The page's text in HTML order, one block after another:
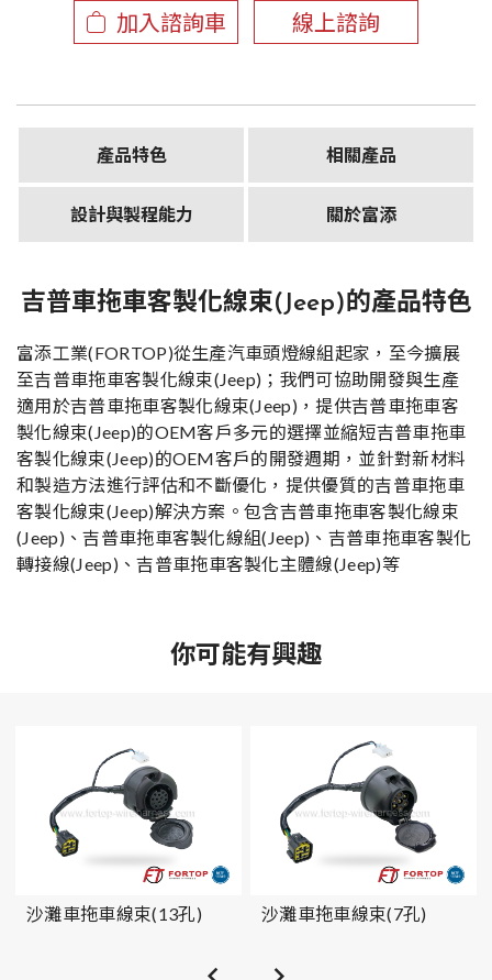
加入諮詢車 線上諮詢
產品特色 相關產品
設計與製程能力 關於富添
吉普車拖車客製化線束(Jeep)的產品特色
富添工業(FORTOP)從生產汽車頭燈線組起家，至今擴展
至吉普車拖車客製化線束(Jeep)；我們可協助開發與生產
適用於吉普車拖車客製化線束(Jeep) ，提供吉普車拖車客
製化線束(Jeep)的OEM客戶多元的選擇並縮短吉普車拖車
客製化線束(Jeep)的OEM客戶的開發週期，並針對新材料
和製造方法進行評估和不斷優化，提供優質的吉普車拖車
客製化線束(Jeep)解決方案。包含吉普車拖車客製化線束
(Jeep) 、吉普車拖車客製化線組(Jeep) 、 吉普車拖車客製化
轉接線(Jeep) 、吉普車拖車客製化主體線(Jeep)等
你可能有興趣
沙灘車拖車線束(13孔) 沙灘車拖車線束(7孔)